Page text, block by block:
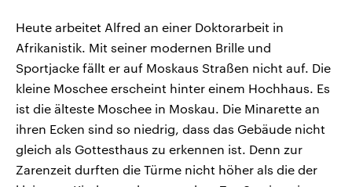
Heute arbeitet Alfred an einer Doktorarbeit in
Afrikanistik. Mit seiner modernen Brille und
Sportjacke fällt er auf Moskaus Straßen nicht auf. Die
kleine Moschee erscheint hinter einem Hochhaus. Es
ist die älteste Moschee in Moskau. Die Minarette an
ihren Ecken sind so niedrig, dass das Gebäude nicht
gleich als Gottesthaus zu erkennen ist. Denn zur
Zarenzeit durften die Türme nicht höher als die der